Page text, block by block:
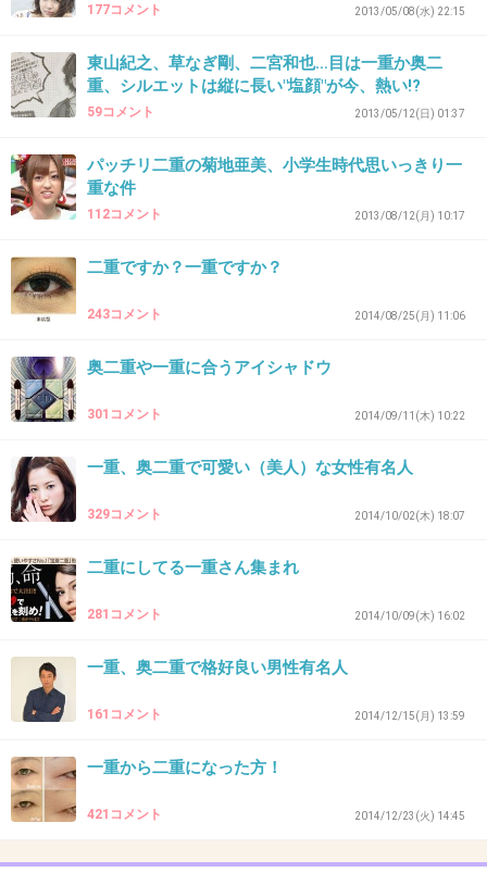
重のほうがよっぽどいい。
目が細い一重じゃなくて、目の開きが大きい一
重の人っていますよね。
整形前の松田聖子とか。
一重で美人な人なんてそうそういないからね
リョウやメイサや多部未華子も奥二重なんでし
37. 匿名 2015/10/31(土) 16:43:41
憧れない
綺麗な一重の人が二重にしたら、すっげー可愛
くなるもん。
38. 匿名2015/10/31(土) 16:43:45
りょうとか黒木メイサよくみたら奥二重だから
177コメント 2013/05/08(水) 22:15
東山紀之、草なぎ剛、二宮和也…目は一重か奥二
重、シルエットは縦に長い"塩顔"が今、熱い!?
59コメント 2013/05/12(日) 01:37
パッチリ二重の菊地亜美、小学生時代思いっきり一
重な件
112コメント 2013/08/12(月) 10:17
二重ですか？一重ですか？
243コメント 2014/08/25(月) 11:06
奥二重や一重に合うアイシャドウ
301コメント 2014/09/11(木) 10:22
一重、奥二重で可愛い（美人）な女性有名人
329コメント 2014/10/02(木) 18:07
二重にしてる一重さん集まれ
281コメント 2014/10/09(木) 16:02
一重、奥二重で格好良い男性有名人
161コメント 2014/12/15(月) 13:59
一重から二重になった方！
421コメント 2014/12/23(火) 14:45